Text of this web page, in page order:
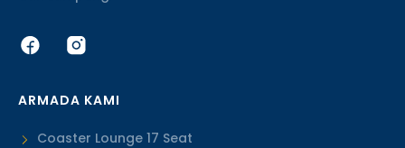
ARMADA KAMI
Coaster Lounge 17 Seat